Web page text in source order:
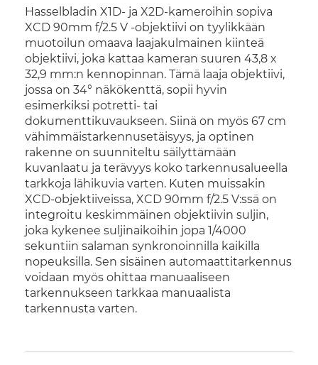
Hasselbladin X1D- ja X2D-kameroihin sopiva
XCD 90mm f/2.5 V -objektiivi on tyylikkään
muotoilun omaava laajakulmainen kiinteä
objektiivi, joka kattaa kameran suuren 43,8 x
32,9 mm:n kennopinnan. Tämä laaja objektiivi,
jossa on 34° näkökenttä, sopii hyvin
esimerkiksi potretti- tai
dokumenttikuvaukseen. Siinä on myös 67 cm
vähimmäistarkennusetäisyys, ja optinen
rakenne on suunniteltu säilyttämään
kuvanlaatu ja terävyys koko tarkennusalueella
tarkkoja lähikuvia varten. Kuten muissakin
XCD-objektiiveissa, XCD 90mm f/2.5 V:ssä on
integroitu keskimmäinen objektiivin suljin,
joka kykenee suljinaikoihin jopa 1/4000
sekuntiin salaman synkronoinnilla kaikilla
nopeuksilla. Sen sisäinen automaattitarkennus
voidaan myös ohittaa manuaaliseen
tarkennukseen tarkkaa manuaalista
tarkennusta varten.